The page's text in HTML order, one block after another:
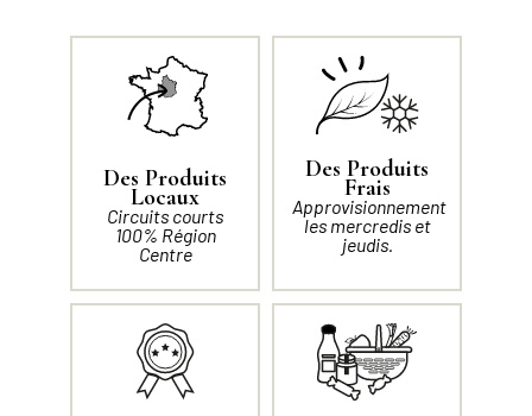
Des Produits
Locaux
Circuits courts
100% Région
Centre
Des Produits
Frais
Approvisionnement
les mercredis et
jeudis.